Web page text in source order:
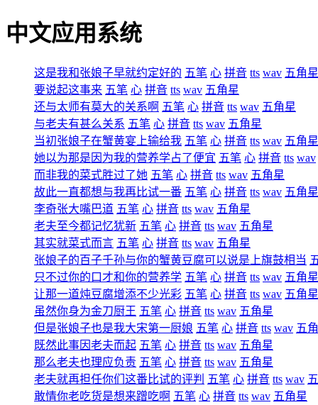
中文应用系统
这是我和张娘子早就约定好的 五笔 心 拼音 tts wav 五角星
要说起这事来 五笔 心 拼音 tts wav 五角星
还与太师有莫大的关系啊 五笔 心 拼音 tts wav 五角星
与老夫有甚么关系 五笔 心 拼音 tts wav 五角星
当初张娘子在蟹黄宴上输给我 五笔 心 拼音 tts wav 五角星
她以为那是因为我的营养学占了便宜 五笔 心 拼音 tts wav
而非我的菜式胜过了她 五笔 心 拼音 tts wav 五角星
故此一直都想与我再比试一番 五笔 心 拼音 tts wav 五角星
李奇张大嘴巴道 五笔 心 拼音 tts wav 五角星
老夫至今都记忆犹新 五笔 心 拼音 tts wav 五角星
其实就菜式而言 五笔 心 拼音 tts wav 五角星
张娘子的百子千孙与你的蟹黄豆腐可以说是上旗鼓相当
只不过你的口才和你的营养学 五笔 心 拼音 tts wav 五角星
让那一道炖豆腐增添不少光彩 五笔 心 拼音 tts wav 五角星
虽然你身为金刀厨王 五笔 心 拼音 tts wav 五角星
但是张娘子也是我大宋第一厨娘 五笔 心 拼音 tts wav 五
既然此事因老夫而起 五笔 心 拼音 tts wav 五角星
那么老夫也理应负责 五笔 心 拼音 tts wav 五角星
老夫就再担任你们这番比试的评判 五笔 心 拼音 tts wav
敢情你老吃货是想来蹭吃啊 五笔 心 拼音 tts wav 五角星